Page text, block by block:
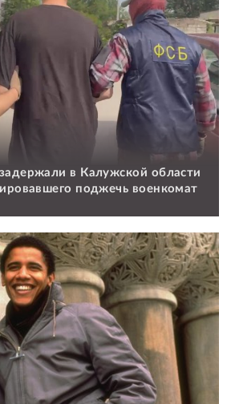
в Калужской области
поджечь военкомат